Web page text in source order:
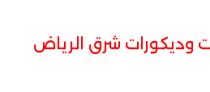
وديكورات شرق الرياض